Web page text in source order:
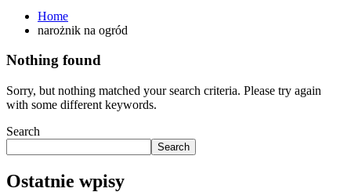
Home
narożnik na ogród
Nothing found
Sorry, but nothing matched your search criteria. Please try again
with some different keywords.
Search
Search
Ostatnie wpisy